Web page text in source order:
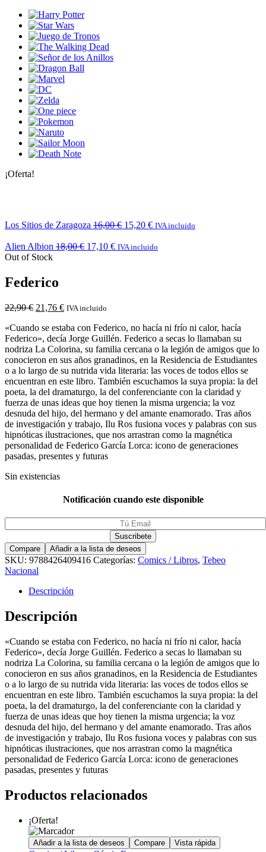
¡Oferta!
Los Sitios de Zaragoza 16,00€ 15,20 € IVA incluido
Alien Albion 18,00€ 17,10 € IVA incluido
Out of Stock
Federico
22,90€ 21,76 € IVA incluido
«Cuando se estaba con Federico, no hacía ni frío ni calor, hacía
Federico», decía Jorge Guillén. Federico a secas lo llamaban su
nodriza La Colorina, su familia cercana o la legión de amigos que lo
conocieron en sus años granadinos, en la Residencia de Estudiantes
o a lo largo de su nutrida vida literaria: las voces de todos ellos se
encuentran en este libro. También escuchamos la suya propia: la del
poeta, la del dramaturgo, la del conferenciante con la claridad y
fuerza de unas ideas que hoy tienen la misma urgencia; la voz
desnuda del hijo, del hermano y del amante enamorado. Tras años
de investigación y trabajo, Ilu Ros fusiona voces y palabras con sus
hipnóticas ilustraciones, que nos arrastran como la magnética
personalidad de Federico García Lorca: icono de generaciones
pasadas, presentes y futuras
Sin existencias
Notificación cuando este disponible
Compare Añadir a la lista de deseos
SKU: 9788426409416 Categorías: Comics / Libros, Tebeo
Nacional
Descripción
Descripción
«Cuando se estaba con Federico, no hacía ni frío ni calor, hacía
Federico», decía Jorge Guillén. Federico a secas lo llamaban su
nodriza La Colorina, su familia cercana o la legión de amigos que lo
conocieron en sus años granadinos, en la Residencia de Estudiantes
o a lo largo de su nutrida vida literaria: las voces de todos ellos se
encuentran en este libro. También escuchamos la suya propia: la del
poeta, la del dramaturgo, la del conferenciante con la claridad y
fuerza de unas ideas que hoy tienen la misma urgencia; la voz
desnuda del hijo, del hermano y del amante enamorado. Tras años
de investigación y trabajo, Ilu Ros fusiona voces y palabras con sus
hipnóticas ilustraciones, que nos arrastran como la magnética
personalidad de Federico García Lorca: icono de generaciones
pasadas, presentes y futuras
Productos relacionados
¡Oferta!
Añadir a la lista de deseos Compare Vista rápida